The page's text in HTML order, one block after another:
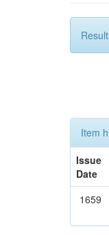
Item
Issue
Date
1659